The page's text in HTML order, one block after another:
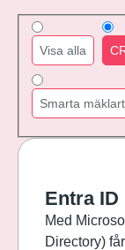
Visa alla
Smarta
Entra ID
Med
Directory)